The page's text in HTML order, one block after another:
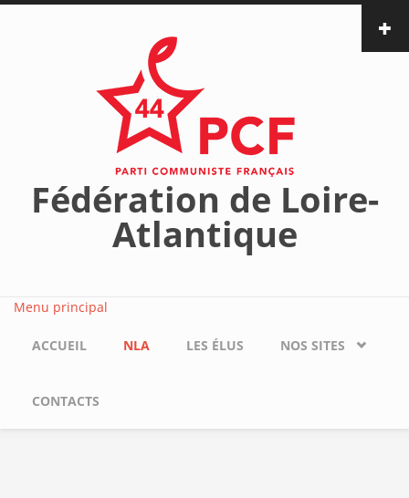
Aller au contenu principal
Fédération de Loire-
Atlantique
Menu principal
ACCUEIL NLA LES ÉLUS NOS SITES
CONTACTS